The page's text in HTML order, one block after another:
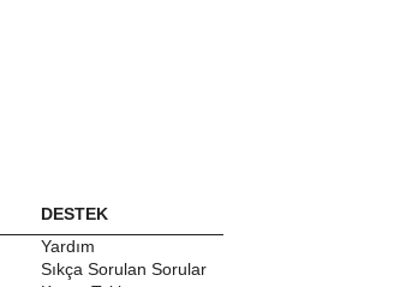
DESTEK
Yardım
Sıkça Sorulan Sorular